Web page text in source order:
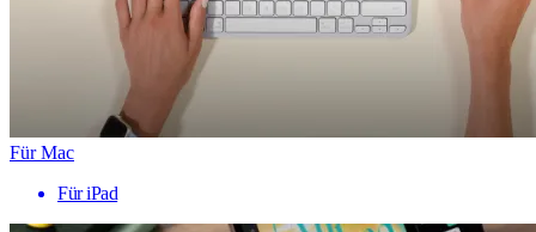
Für Mac
Für iPad